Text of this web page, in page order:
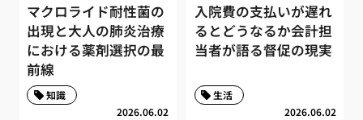
マクロライド耐性菌の
出現と大人の肺炎治療
における薬剤選択の最
前線
2026.06.02
知識
入院費の支払いが遅れ
るとどうなるか会計担
当者が語る督促の現実
2026.06.02
生活